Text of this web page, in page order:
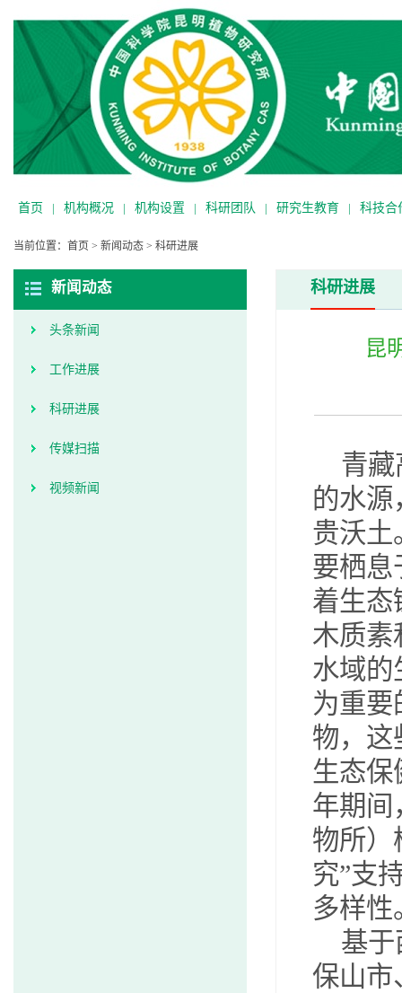
首页 | 机构概况 | 机构设置 | 科研团队 | 研究生教育 | 科技合
当前位置： 首页 > 新闻动态 > 科研进展
新闻动态
头条新闻
工作进展
科研进展
传媒扫描
视频新闻
科研进展
昆
青
的水源
贵沃土
要栖息
着生态
木质素
水域的
为重要
物，这
生态保
年期间
物所）
究”支
多样性
基
保山市